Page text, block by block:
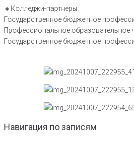
🔸️Колледжи-партнеры:
Государственное бюджетное
Профессиональное образовательное
Государственное бюджетное
Навигация по записям